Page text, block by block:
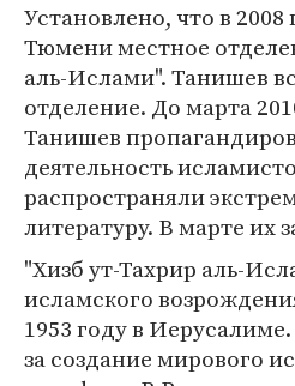
Установлено, что в
Тюмени местное
аль-Ислами". Танишев
отделение. До марта
Танишев
деятельность
распространяли
литературу. В марте их
"Хизб ут-Тахрир аль-
исламского
1953 году в
за создание мирового